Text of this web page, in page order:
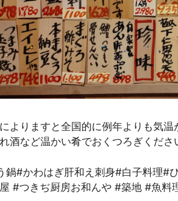
よりますと全国的に例年よりも気
酒など温かい肴でおくつろぎくださ
鍋#かわはぎ肝和え刺身#白子料理#
#つきぢ厨房お和んや #築地 #魚料